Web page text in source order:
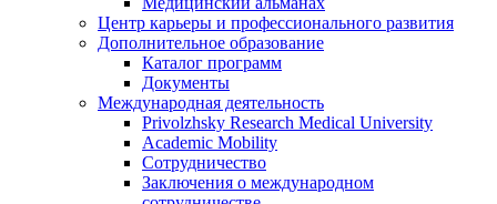
Центр карьеры и профессионального развития
Дополнительное образование
Каталог программ
Документы
Международная деятельность
Privolzhsky Research Medical University
Academic Mobility
Сотрудничество
Заключения о международном